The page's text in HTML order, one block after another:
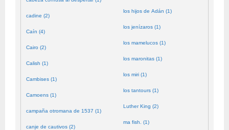
cadine (2)
Caín (4)
Cairo (2)
Calish (1)
Cambises (1)
Camoens (1)
campaña otromana de 1537 (1)
canje de cautivos (2)
los hijos de Adán (1)
los jenízaros (1)
los mamelucos (1)
los maronitas (1)
los miri (1)
los tantours (1)
Luther King (2)
ma fish. (1)